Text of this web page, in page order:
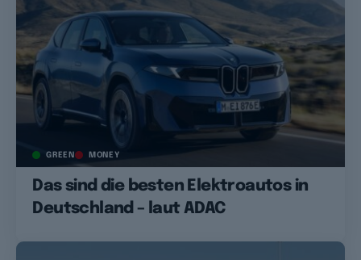
GREEN MONEY
Das sind die besten Elektroautos in
Deutschland – laut ADAC